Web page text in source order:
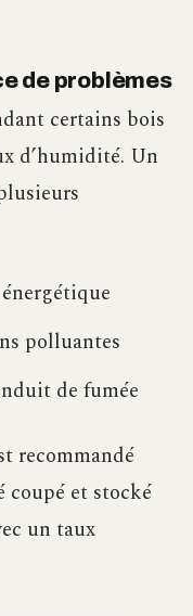
de problèmes
certains bois
d’humidité. Un
polluantes
de fumée
recommandé
coupé et stocké
un taux